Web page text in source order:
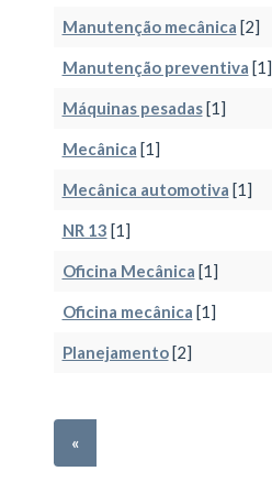
Manutenção mecânica [2]
Manutenção preventiva [1]
Máquinas pesadas[1]
Mecânica [1]
Mecânica automotiva [1]
NR 13 [1]
Oficina Mecânica [1]
Oficina mecânica [1]
Planejamento[2]
«